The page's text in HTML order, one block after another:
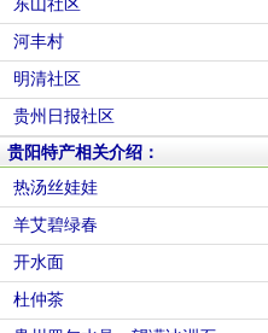
东山社区
河丰村
明清社区
贵州日报社区
贵阳特产相关介绍：
热汤丝娃娃
羊艾碧绿春
开水面
杜仲茶